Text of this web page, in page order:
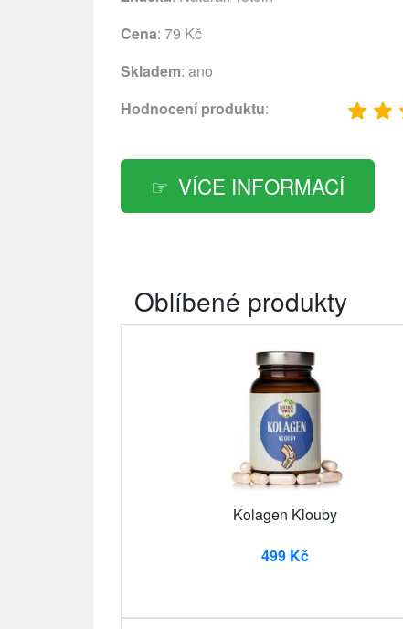
Cena: 79 Kč
Skladem: ano
Hodnocení produktu:
VÍCE INFORMACÍ
Oblíbené produkty
Kolagen Klouby
499 Kč